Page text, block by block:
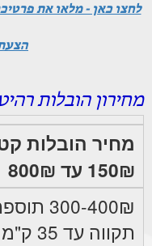
לחצו כאן - מלאו את
מחירון הובלות
מחיר הובלות
150₪ עד 800₪
300-
תקווה עד 35 ק"מ